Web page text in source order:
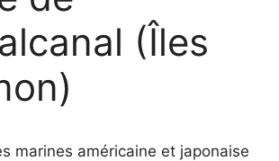
(Îles
marines américaine et japonaise